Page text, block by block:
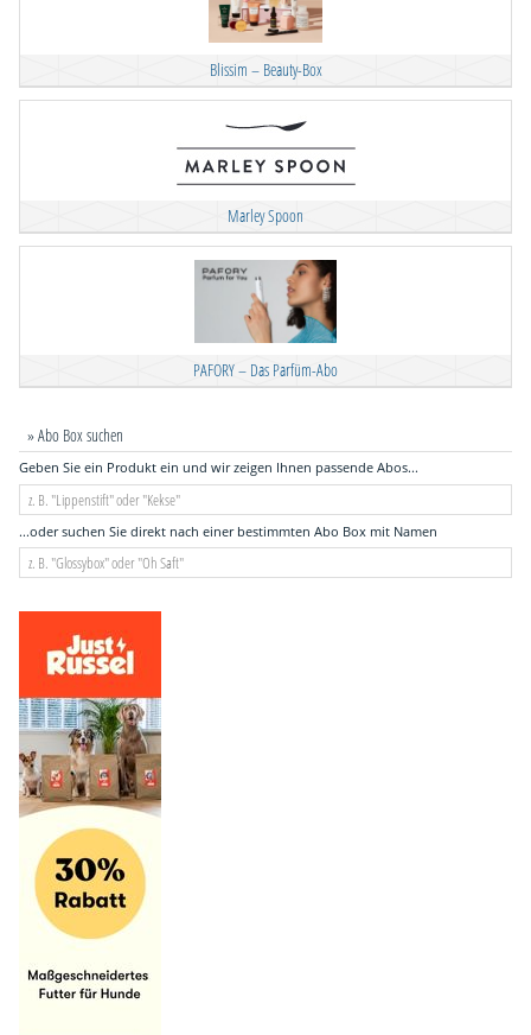
Blissim – Beauty-Box
Marley Spoon
PAFORY – Das Parfüm-Abo
» Abo Box suchen
Geben Sie ein Produkt ein und wir zeigen Ihnen passende Abos...
...oder suchen Sie direkt nach einer bestimmten Abo Box mit Namen